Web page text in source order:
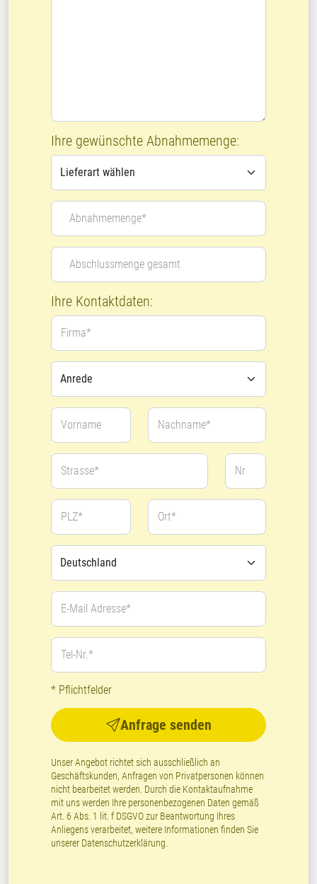
Ihre gewünschte Abnahmemenge:
Abnahmemenge*
Abschlussmenge gesamt
Ihre Kontaktdaten:
Firma*
Vorname Nachname*
Strasse* Nr
PLZ* Ort*
E-Mail Adresse*
Tel-Nr.*
* Pflichtfelder
Anfrage senden
Unser Angebot richtet sich ausschließlich an
Geschäftskunden, Anfragen von Privatpersonen können
nicht bearbeitet werden. Durch die Kontaktaufnahme
mit uns werden Ihre personenbezogenen Daten gemäß
Art. 6 Abs. 1 lit. f DSGVO zur Beantwortung Ihres
Anliegens verarbeitet, weitere Informationen finden Sie
unserer Datenschutzerklärung